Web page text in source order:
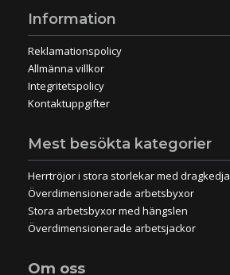
Information
Reklamationspolicy
Allmänna villkor
Integritetspolicy
Kontaktuppgifter
Mest besökta kategorier
Herrtröjor i stora storlekar med dragkedja
Överdimensionerade arbetsbyxor
Stora arbetsbyxor med hängslen
Överdimensionerade arbetsjackor
Om oss